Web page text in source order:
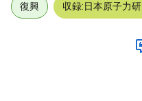
復興 収録:日本原子力